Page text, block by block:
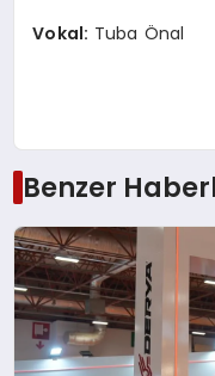
Vokal: Tuba Önal
Benzer